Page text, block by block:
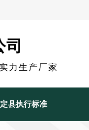
力生产厂家
县执行标准